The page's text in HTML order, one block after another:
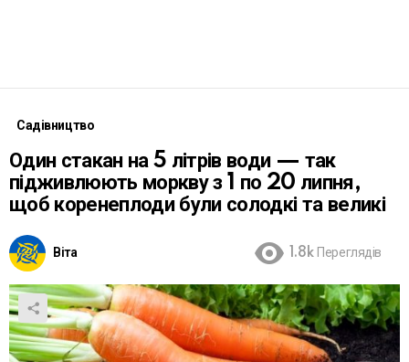
Садівництво
Один стакан на 5 літрів води — так
підживлюють моркву з 1 по 20 липня,
щоб коренеплоди були солодкі та великі
Віта 1.8k Переглядів